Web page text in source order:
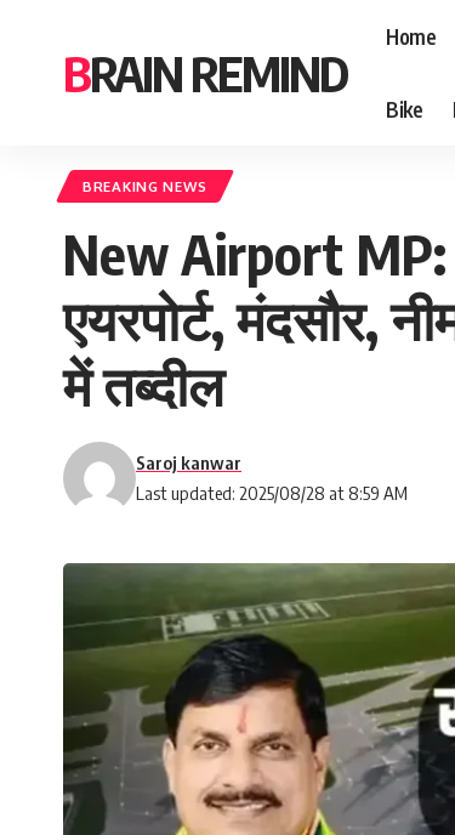
BRAIN REMIND
Home
Bike
BREAKING NEWS
New Airport MP:
एयरपोर्ट, मंदसौर,
में तब्दील
Last updated: 2025/08/28 at 8:59 AM
Saroj kanwar